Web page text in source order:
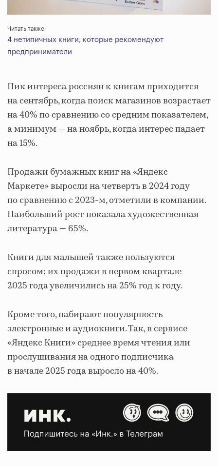
Читать также
4 нетипичных книги, которые рекомендуют
предприниматели
Пик интереса россиян к книгам приходится
на сентябрь, когда поиск магазинов возрастает
на 40% по сравнению со средним показателем,
а минимум — на ноябрь, когда интерес падает
на 15%.
Продажи бумажных книг на «Яндекс
Маркете» выросли на четверть в 2024 году
по сравнению с 2023-м, отметили в компании.
Наибольший рост показала художественная
литература — 65%.
Книги для малышей также пользуются
спросом: их продажи в первом квартале
2025 года увеличились на 25% год к году.
Кроме того, набирают популярность
электронные и аудиокниги. Так, в сервисе
«Яндекс Книги» среднее время чтения или
прослушивания на одного подписчика
в начале 2025 года выросло на 40%.